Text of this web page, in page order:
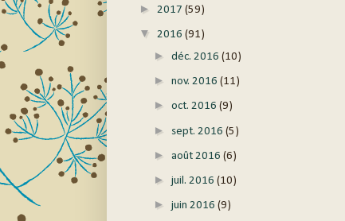
► 2017 (59)
▼ 2016 (91)
► déc. 2016 (10)
► nov. 2016 (11)
► oct. 2016 (9)
► sept. 2016 (5)
► août 2016 (6)
► juil. 2016 (10)
► juin 2016 (9)